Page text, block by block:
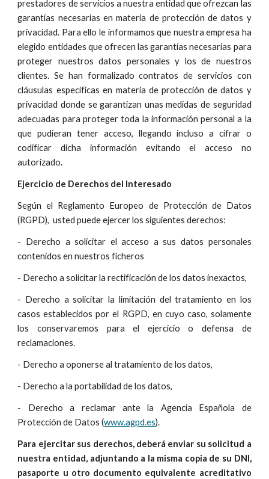
prestadores de servicios a nuestra entidad que ofrezcan las
garantías necesarias en materia de protección de datos y
privacidad. Para ello le informamos que nuestra empresa ha
elegido entidades que ofrecen las garantías necesarias para
proteger nuestros datos personales y los de nuestros
clientes. Se han formalizado contratos de servicios con
cláusulas específicas en materia de protección de datos y
privacidad donde se garantizan unas medidas de seguridad
adecuadas para proteger toda la información personal a la
que pudieran tener acceso, llegando incluso a cifrar o
codificar dicha información evitando el acceso no
autorizado.
Ejercicio de Derechos del Interesado
Según el Reglamento Europeo de Protección de Datos
(RGPD), usted puede ejercer los siguientes derechos:
- Derecho a solicitar el acceso a sus datos personales
contenidos en nuestros ficheros
- Derecho a solicitar la rectificación de los datos inexactos,
- Derecho a solicitar la limitación del tratamiento en los
casos establecidos por el RGPD, en cuyo caso, solamente
los conservaremos para el ejercicio o defensa de
reclamaciones.
- Derecho a oponerse al tratamiento de los datos,
- Derecho a la portabilidad de los datos,
- Derecho a reclamar ante la Agencia Española de
Protección de Datos (www.agpd.es).
Para ejercitar sus derechos, deberá enviar su solicitud a
nuestra entidad, adjuntando a la misma copia de su DNI,
pasaporte u otro documento equivalente acreditativo